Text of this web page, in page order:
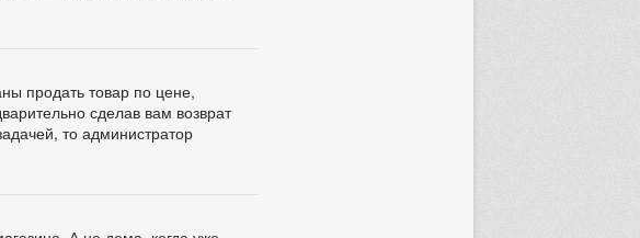
продать товар по цене,
сделав вам возврат
то администратор